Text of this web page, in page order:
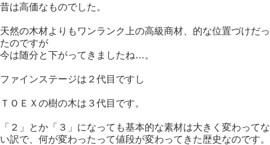
昔は高価なものでした。
天然の木材よりもワンランク上の高級商材、的な位置づけだっ
たのですが
今は随分と下がってきましたね…。
ファインステージは２代目ですし
ＴＯＥＸの樹の木は３代目です。
「２」とか「３」になっても基本的な素材は大きく変わってな
い訳で、何が変わったって値段が変わってきた歴史なのです。